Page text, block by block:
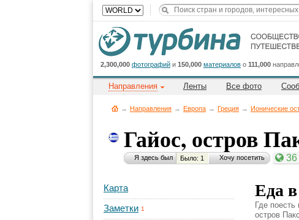
2,300,000 фотографий и 150,000 материалов о 111,000
Направления Ленты Все фото
→ Направления → Европа → Греция → Ионические
Гайос, остров
Я здесь был Было: 1 Хочу посетить 36
Карта
Заметки 1
Еда
Где
остров